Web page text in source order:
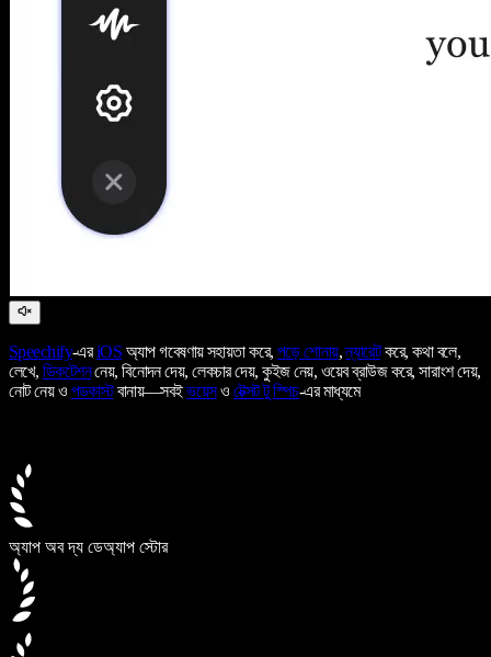
Speechify-এরiOS অ্যাপ গবেষণায় সহায়তা করে, পড়ে শোনায়,ন্যারেটকরে, কথা বলে,
লেখে, ডিকটেশননেয়, বিনোদন দেয়, লেকচার দেয়, কুইজ নেয়, ওয়েব ব্রাউজ করে, সারাংশ দেয়,
নোট নেয় ও পডকাস্টবানায়—সবইভয়েসও টেক্সট টু স্পিচ-এর মাধ্যমে
অ্যাপ অব দ্য ডেঅ্যাপ স্টোর